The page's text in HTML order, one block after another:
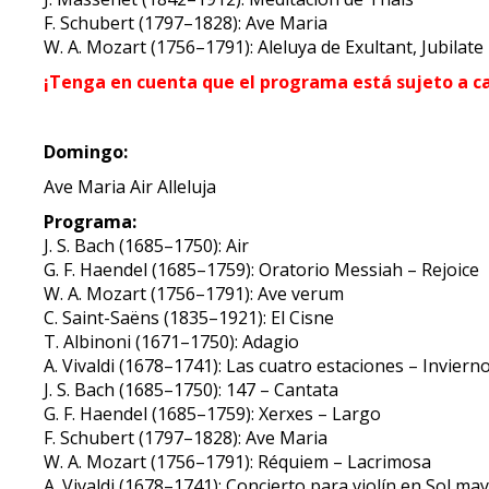
F. Schubert (1797–1828): Ave Maria
W. A. Mozart (1756–1791): Aleluya de Exultant, Jubilate
¡Tenga en cuenta que el programa está sujeto a
Domingo:
Ave Maria Air Alleluja
Programa:
J. S. Bach (1685–1750): Air
G. F. Haendel (1685–1759): Oratorio Messiah – Rejoice
W. A. Mozart (1756–1791): Ave verum
C. Saint-Saëns (1835–1921): El Cisne
T. Albinoni (1671–1750): Adagio
A. Vivaldi (1678–1741): Las cuatro estaciones – Invierno
J. S. Bach (1685–1750): 147 – Cantata
G. F. Haendel (1685–1759): Xerxes – Largo
F. Schubert (1797–1828): Ave Maria
W. A. Mozart (1756–1791): Réquiem – Lacrimosa